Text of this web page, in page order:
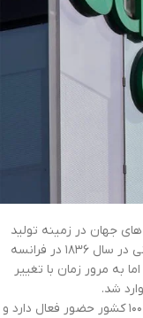
جهان در زمینه تولید
تجهیزات برق و اتوماسیون صنعتی است. این کمپانی در سال ۱۸۳۶ در فرانسه
به مرور زمان با تغییر
شد.
امروز اشنایدر به‌عنوان یک برند جهانی در بیش از ۱۰۰ کشور حضور فعال دارد و